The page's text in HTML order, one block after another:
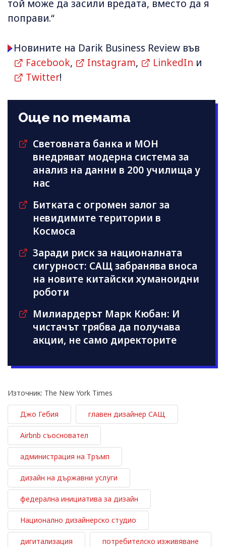
той може да засили вредата, вместо да я
поправи.“
Новините на Darik Business Review във
Facebook, Instagram, LinkedIn и
Twitter!
Още по темата
Световната банка и МОН
внедряват модерна система за
анализ на данни в 200 училища у
нас
Битката с огромен залог за
невидимите територии в
Космоса
Заради риск за националната
сигурност: САЩ забранява вноса
на новите китайски хуманоидни
роботи
Милиардерът Марк Кюбан: И
чистачът трябва да получава
акции, не само директорите
Източник: The New York Times
Джо Гебия главен дизайнер САЩ
Airbnb съосновател
администрация на Тръмп
дизайн на държавни услуги
федерална инициатива за дизайн
Национално дизайнерско студио
дигитализация потребителско изживяване